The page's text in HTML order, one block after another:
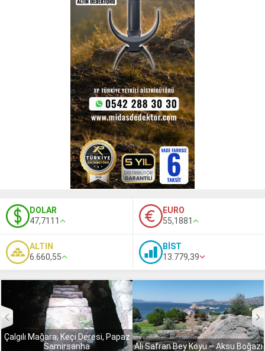
DOLAR
47,7111
EURO
55,1881
ALTIN
6.660,55
BİST
13.779,39
Çalgılı Mağara, Keçi Deresi, Papaz
Samirsanha
Ali Safran Bey Köyü – Aksu Boğazı